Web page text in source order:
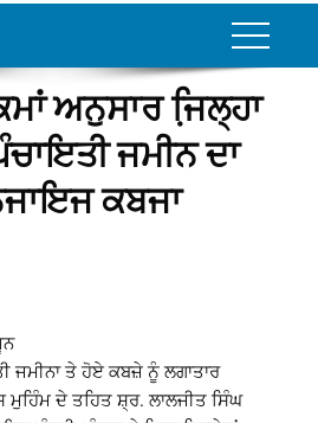
ਅਨੁਸਾਰ ਜਿ਼ਲ੍ਹਾ
ਜਮੀਨ ਦਾ
ਕਬਜਾ
ਜਮੀਨਾ ਤੇ ਹੋਏ ਕਬਜ਼ੇ ਨੂੰ ਲਗਾਤਾਰ
ਦੇ ਤਹਿਤ ਸ਼੍ਰ. ਲਾਲਜੀਤ ਸਿੰਘ